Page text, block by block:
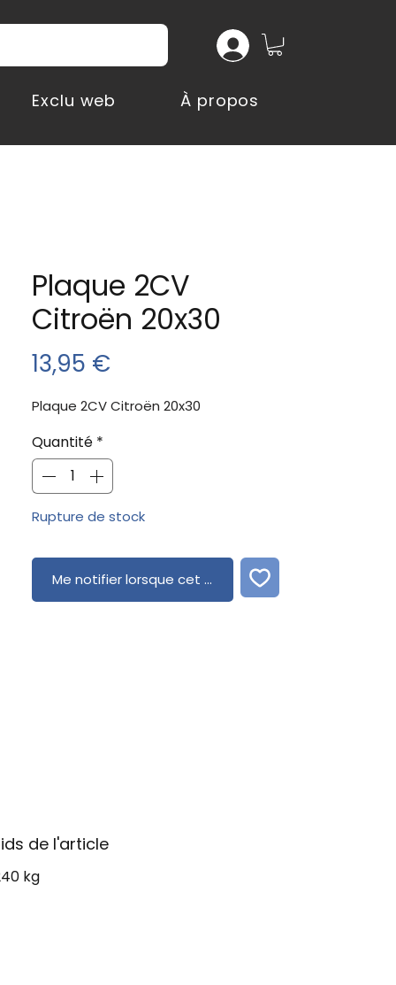
Exclu web À propos
Plaque 2CV
Citroën 20x30
13,95 €
Plaque 2CV Citroën 20x30
Quantité *
Rupture de stock
Me notifier lorsque cet article est disponible
de l'article
kg